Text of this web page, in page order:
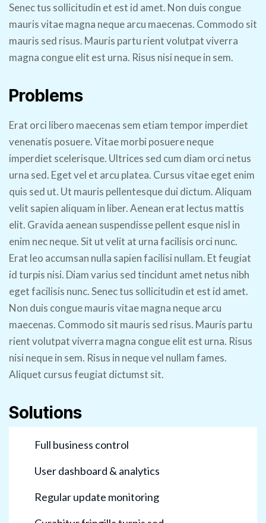
Senec tus sollicitudin et est id amet. Non duis congue
mauris vitae magna neque arcu maecenas. Commodo sit
mauris sed risus. Mauris partu rient volutpat viverra
magna congue elit est urna. Risus nisi neque in sem.
Problems
Erat orci libero maecenas sem etiam tempor imperdiet
venenatis posuere. Vitae morbi posuere neque
imperdiet scelerisque. Ultrices sed cum diam orci netus
urna sed. Eget vel et arcu platea. Cursus vitae eget enim
quis sed ut. Ut mauris pellentesque dui dictum. Aliquam
velit sapien aliquam in liber. Aenean erat lectus mattis
elit. Gravida aenean suspendisse pellent esque nisl in
enim nec neque. Sit ut velit at urna facilisis orci nunc.
Erat leo accumsan nulla sapien facilisi nullam. Et feugiat
id turpis nisi. Diam varius sed tincidunt amet netus nibh
eget facilisis nunc. Senec tus sollicitudin et est id amet.
Non duis congue mauris vitae magna neque arcu
maecenas. Commodo sit mauris sed risus. Mauris partu
rient volutpat viverra magna congue elit est urna. Risus
nisi neque in sem. Risus in neque vel nullam fames.
Aliquet cursus feugiat dictumst sit.
Solutions
Full business control
User dashboard & analytics
Regular update monitoring